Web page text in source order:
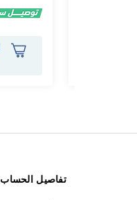
تفاصيل الحساب